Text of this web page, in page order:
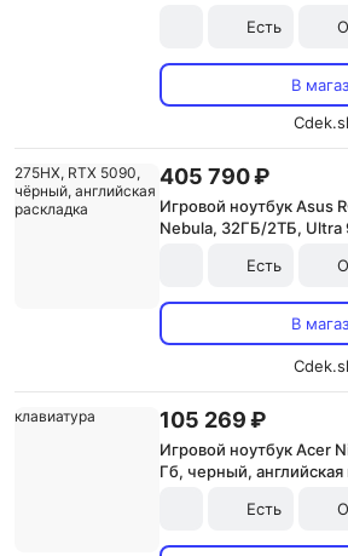
Есть
В
405 790 ₽
Игровой ноутбук Asus
Nebula, 32ГБ/2ТБ, Ultra
Есть
В
105 269 ₽
Игровой ноутбук Acer
Гб, черный, английская
Есть